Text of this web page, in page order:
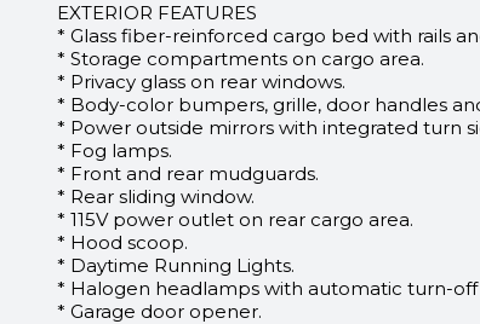
EXTERIOR FEATURES
* Glass fiber-reinforced cargo bed with rails
* Storage compartments on cargo area.
* Privacy glass on rear windows.
* Body-color bumpers, grille, door handles
* Power outside mirrors with integrated turn
* Fog lamps.
* Front and rear mudguards.
* Rear sliding window.
* 115V power outlet on rear cargo area.
* Hood scoop.
* Daytime Running Lights.
* Halogen headlamps with automatic turn-
* Garage door opener.